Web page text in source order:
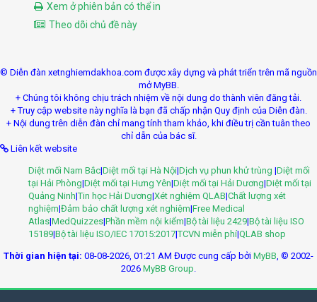
Xem ở phiên bản có thể in
Theo dõi chủ đề này
© Diễn đàn xetnghiemdakhoa.com được xây dựng và phát triển trên mã nguồn
mở MyBB.
+ Chúng tôi không chịu trách nhiệm về nội dung do thành viên đăng tải.
+ Truy cập website này nghĩa là bạn đã chấp nhận Quy định của Diễn đàn.
+ Nội dung trên diễn đàn chỉ mang tính tham khảo, khi điều trị cần tuân theo
chỉ dẫn của bác sĩ.
Liên kết website
Diệt mối Nam Bắc|Diệt mối tại Hà Nội|Dịch vụ phun khử trùng |Diệt mối
tại Hải Phòng|Diệt mối tại Hưng Yên|Diệt mối tại Hải Dương|Diệt mối tại
Quảng Ninh|Tin học Hải Dương|Xét nghiệm QLAB|Chất lượng xét
nghiệm|Đảm bảo chất lượng xét nghiệm|Free Medical
Atlas|MedQuizzes|Phần mềm nội kiểm|Bộ tài liệu 2429|Bộ tài liệu ISO
15189|Bộ tài liệu ISO/IEC 17015:2017|TCVN miễn phí|QLAB shop
Thời gian hiện tại: 08-08-2026, 01:21 AM Được cung cấp bởi MyBB, © 2002-
2026 MyBB Group.